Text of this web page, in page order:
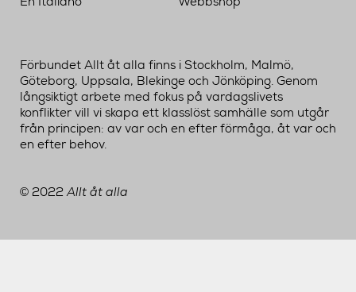
Förbundet Allt åt alla finns i Stockholm, Malmö,
Göteborg, Uppsala, Blekinge och Jönköping. Genom
långsiktigt arbete med fokus på vardagslivets
konflikter vill vi skapa ett klasslöst samhälle som utgår
från principen: av var och en efter förmåga, åt var och
en efter behov.
© 2022Allt åt alla